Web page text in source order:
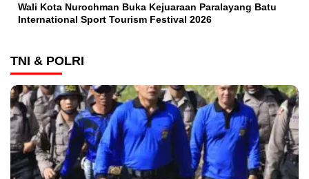
Wali Kota Nurochman Buka Kejuaraan Paralayang Batu
International Sport Tourism Festival 2026
TNI & POLRI